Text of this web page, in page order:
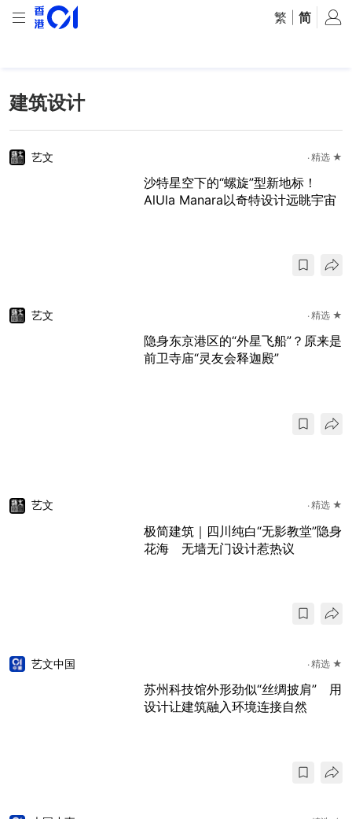
繁 简
建筑设计
艺文 精选 ★
沙特星空下的“螺旋”型新地标！
AlUla Manara以奇特设计远眺宇宙
艺文 精选 ★
隐身东京港区的“外星飞船”？原来是
前卫寺庙“灵友会释迦殿”
艺文 精选 ★
极简建筑｜四川纯白“无影教堂”隐身
花海 无墙无门设计惹热议
艺文中国 精选 ★
苏州科技馆外形劲似“丝绸披肩” 用
设计让建筑融入环境连接自然